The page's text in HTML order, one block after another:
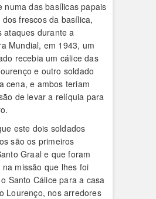
numa das basílicas papais
frescos da basílica,
ataques durante a
Mundial, em 1943, um
recebia um cálice das
e outro soldado
cena, e ambos teriam
de levar a relíquia para
este dois soldados
são os primeiros
Graal e que foram
missão que lhes foi
Santo Cálice para a casa
Lourenço, nos arredores